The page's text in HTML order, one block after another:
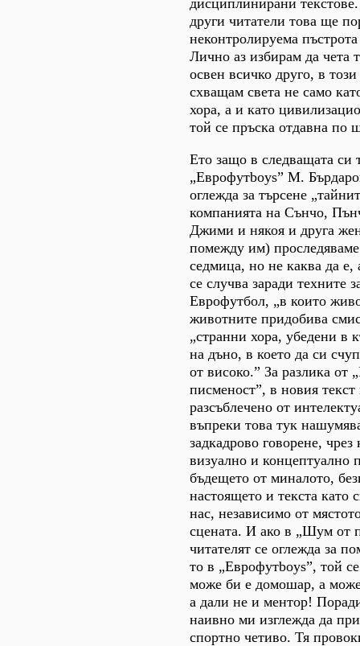
дисциплинирани
други читатели това ще
неконтролируема
Лично аз избирам да чета
освен всичко друго, в
схващам света не само
хора, а и като
той се пръска отдавна по
Ето защо в следващата си
„Еврофутboys” М.
оглежда за търсене
компанията на Сънчо,
Джими и някоя и друга
помежду им)
седмица, но не каква да е,
се случва заради техните
Еврофутбол, „в които
животните придобива
„странни хора, убедени в
на дъно, в което да си
от високо.” За разлика от
писменост”, в новия текст
разсъблечено от
въпреки това тук
задкадрово говорене, чрез
визуално и концептуално
бъдещето от миналото,
настоящето и текста като
нас, независимо от
сцената. И ако в „Шум от
читателят се оглежда за
то в „Еврофутboys”, той
може би е домошар, а
а дали не и ментор!
наивно ми изглежда да
спортно четиво. Тя